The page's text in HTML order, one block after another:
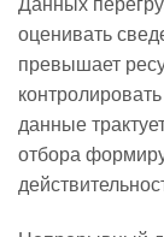
оценивать
превышает
данные
отбора